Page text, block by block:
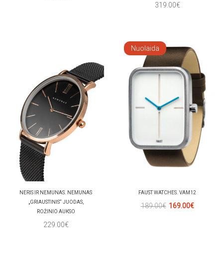
319.00€
NERIS IR NEMUNAS. NEMUNAS
„GRIAUSTINIS“ JUODAS,
ROŽINIO AUKSO
229.00€
FAUST WATCHES. VAM12
189.00€ 169.00€
Nuolaida